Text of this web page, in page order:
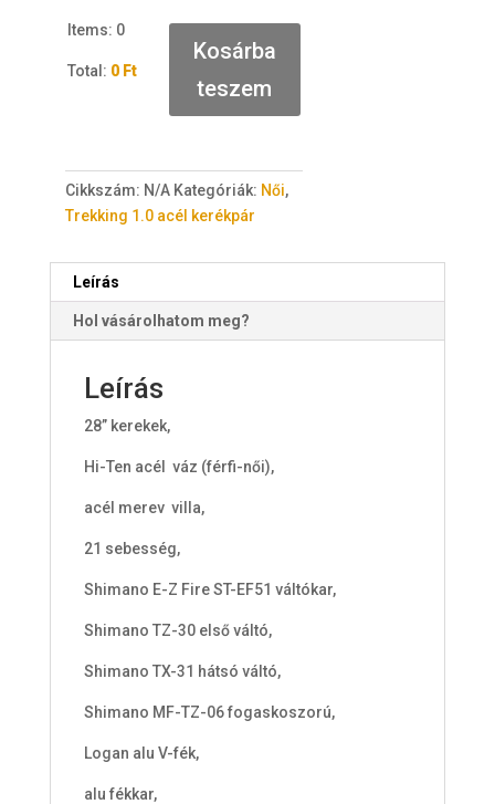
Items: 0
Total : 0 Ft
e
m
s
Y
o
u
Kosárba
teszem
Cikkszám: N/A Kategóriák: Női,
Trekking 1.0 acél kerékpár
Leírás
Hol vásárolhatom meg?
Leírás
28” kerekek,
Hi-Ten acél váz (férfi-női),
acél merev villa,
21 sebesség,
Shimano E-Z Fire ST-EF51 váltókar,
Shimano TZ-30 első váltó,
Shimano TX-31 hátsó váltó,
Shimano MF-TZ-06 fogaskoszorú,
Logan alu V-fék,
alu fékkar,